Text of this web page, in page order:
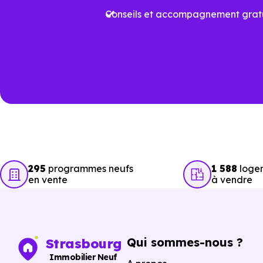
énergétique
Sécurité de l’achat
Conseils et accompagnement
295 programmes neufs
en vente
1 588
à vendre
Strasbourg
Immobilier Neuf
Qui sommes-nous ?